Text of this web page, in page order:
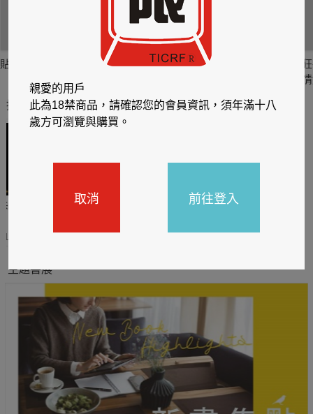
貼身剪裁II：如癮
貼心情婦～魅惑之
情竊竹心～魅惑之
推薦你買好東西
閱讀有禮，TCL平板送觸
TCL數位筆記本送月讀包1
親愛的用戶
此為18禁商品，請確認您的會員資訊，須年滿十八
歲方可瀏覽與購買。
取消 前往登入
主題書展